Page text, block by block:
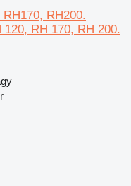
RH200.
RH 170, RH 200.